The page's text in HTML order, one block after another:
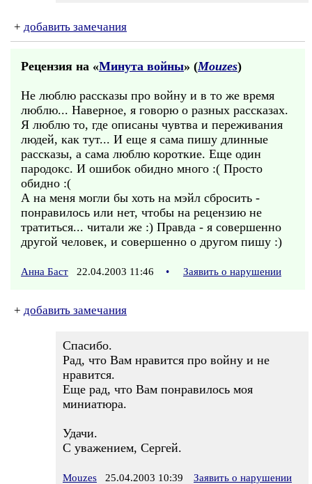
+ добавить замечания
Рецензия на «Минута войны» (Mouzes)
Не люблю рассказы про войну и в то же время
люблю... Наверное, я говорю о разных рассказах.
Я люблю то, где описаны чувтва и переживания
людей, как тут... И еще я сама пишу длинные
рассказы, а сама люблю короткие. Еще один
пародокс. И ошибок обидно много :( Просто
обидно :(
А на меня могли бы хоть на мэйл сбросить -
понравилось или нет, чтобы на рецензию не
тратиться... читали же :) Правда - я совершенно
другой человек, и совершенно о другом пишу :)
Анна Баст 22.04.2003 11:46 • Заявить о нарушении
+ добавить замечания
Спасибо.
Рад, что Вам нравится про войну и не
нравится.
Еще рад, что Вам понравилось моя
миниатюра.
Удачи.
С уважением, Сергей.
Mouzes 25.04.2003 10:39 Заявить о нарушении